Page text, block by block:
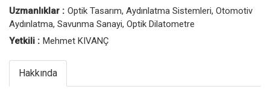
Uzmanlıklar : Optik Tasarım, Aydınlatma Sistemleri, Otomotiv
Aydınlatma, Savunma Sanayi, Optik Dilatometre
Yetkili : Mehmet KIVANÇ
Hakkında